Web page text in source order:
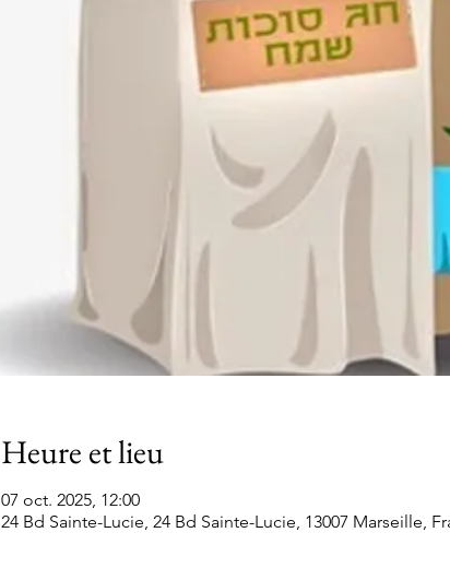
Heure et lieu
07 oct. 2025, 12:00
24 Bd Sainte-Lucie, 24 Bd Sainte-Lucie, 13007 Marseille,